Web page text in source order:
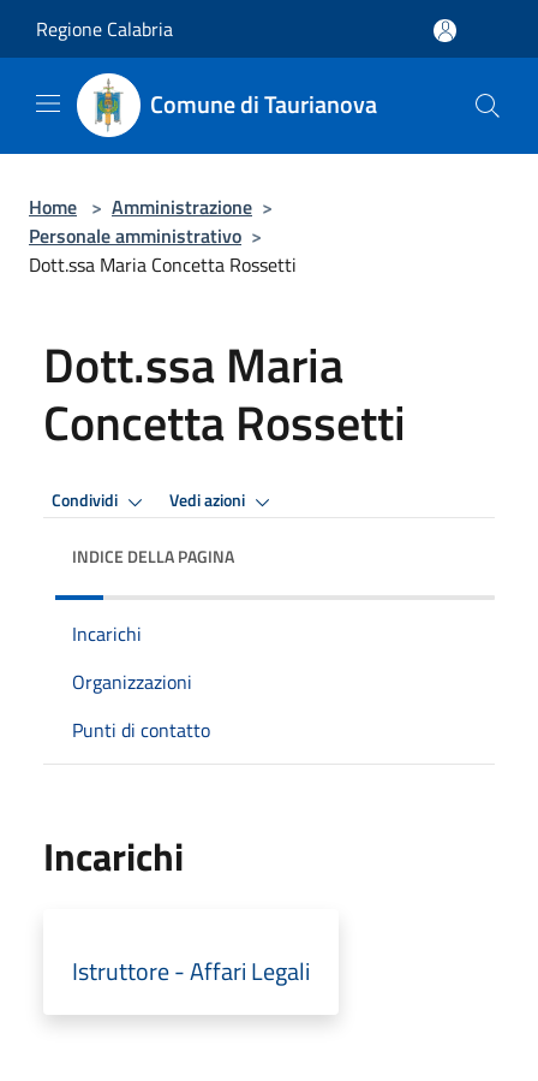
Regione Calabria
Comune di Taurianova
Home > Amministrazione >
Personale amministrativo >
Dott.ssa Maria Concetta Rossetti
Dott.ssa Maria
Concetta Rossetti
Condividi Vedi azioni
INDICE DELLA PAGINA
Incarichi
Organizzazioni
Punti di contatto
Incarichi
Istruttore - Affari Legali